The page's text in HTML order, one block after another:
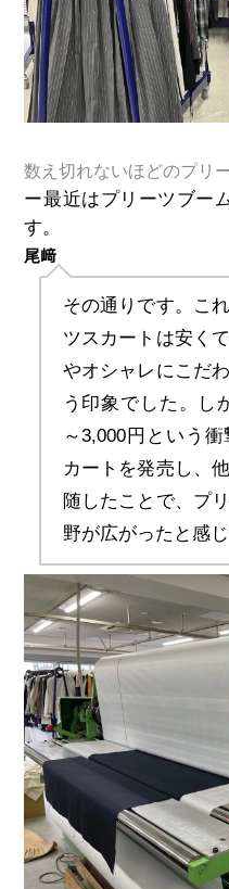
数え切れないほどのプリ
ー最近はプリーツブー
す。
尾﨑
その通りです。こ
ツスカートは安く
やオシャレにこだ
う印象でした。し
～3,000円という
カートを発売し、
随したことで、プ
野が広がったと感じ